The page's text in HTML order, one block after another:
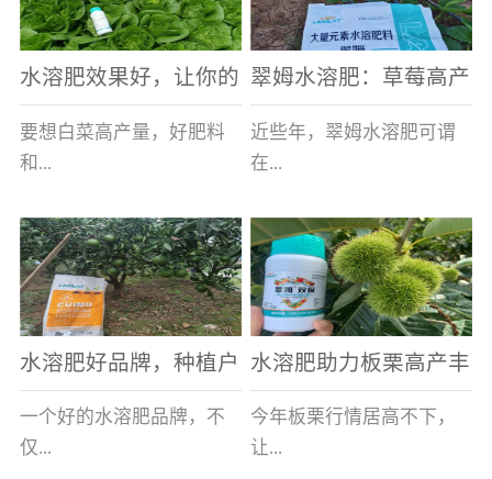
数，连年的重茬、土壤板
结等原因，导致土壤差，
作物根系...
商的电话，就开始在草莓
大棚里忙碌。为什么窦大
哥家的草...
水溶肥效果好，让你的
白菜增产不是问题
要想白菜高产量，好肥料
和...
好的技术管理缺一不可，
相信广大白菜种植户们都
深有体会。今天就一起来
看看，什么样的水溶肥可
以让你的...
翠姆水溶肥：草莓高产
的好帮手
近些年，翠姆水溶肥可谓
在...
河北草莓区域话题不减，
不但在草莓上表现效果明
显，使用的种植户更是越
来越多。今天，借此机
会，一起来...
水溶肥好品牌，种植户
纷纷为“翠姆“点赞
一个好的水溶肥品牌，不
仅...
水溶肥助力板栗高产丰
产
今年板栗行情居高不下，
让...